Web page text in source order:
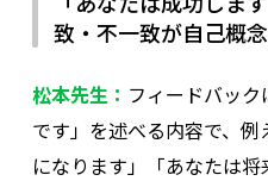
致・不一致が自己概
松本先生： フィードバッ
です」を述べる内容で、
になります」「あなたは